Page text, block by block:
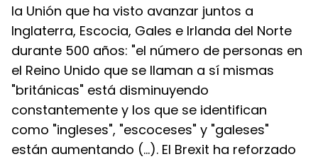
la Unión que ha visto avanzar juntos a
Inglaterra, Escocia, Gales e Irlanda del Norte
durante 500 años: "el número de personas en
el Reino Unido que se llaman a sí mismas
"británicas" está disminuyendo
constantemente y los que se identifican
como "ingleses", "escoceses" y "galeses"
están aumentando (...). El Brexit ha reforzado